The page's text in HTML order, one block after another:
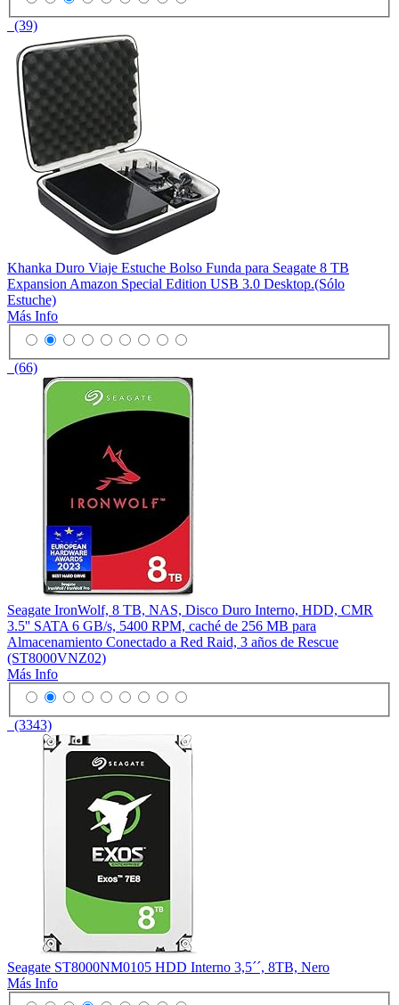
(39)
Khanka Duro Viaje Estuche Bolso Funda para Seagate 8 TB
Expansion Amazon Special Edition USB 3.0 Desktop.(Sólo
Estuche)
Más Info
(66)
Seagate IronWolf, 8 TB, NAS, Disco Duro Interno, HDD, CMR
3.5'' SATA 6 GB/s, 5400 RPM, caché de 256 MB para
Almacenamiento Conectado a Red Raid, 3 años de Rescue
(ST8000VNZ02)
Más Info
(3343)
Seagate ST8000NM0105 HDD Interno 3,5´´, 8TB, Nero
Más Info